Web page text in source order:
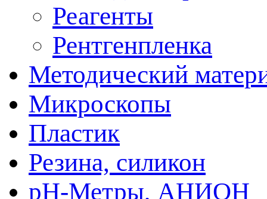
Реагенты
Рентгенпленка
Методический
Микроскопы
Пластик
Резина, силикон
рН-Метры, АНИОН